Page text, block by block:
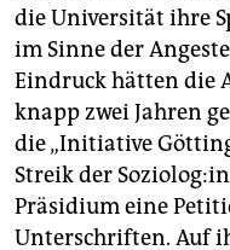
die Universität ihre
im Sinne der
Eindruck hätten die
knapp zwei Jahren
die „Initiative
Streik der
Präsidium eine
Unterschriften. Auf